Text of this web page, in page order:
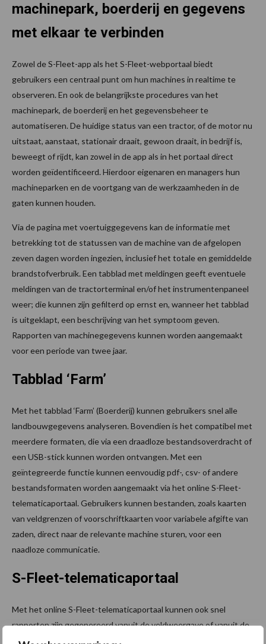
machinepark, boerderij en gegevens
met elkaar te verbinden
Zowel de S-Fleet-app als het S-Fleet-webportaal biedt
gebruikers een centraal punt om hun machines in realtime te
observeren. En ook de belangrijkste procedures van het
machinepark, de boerderij en het gegevensbeheer te
automatiseren. De huidige status van een tractor, of de motor nu
uitstaat, aanstaat, stationair draait, gewoon draait, in bedrijf is,
beweegt of rijdt, kan zowel in de app als in het portaal direct
worden geïdentificeerd. Hierdoor eigenaren en managers hun
machineparken en de voortgang van de werkzaamheden in de
gaten kunnen houden.
Via de pagina met voertuiggegevens kan de informatie met
betrekking tot de statussen van de machine van de afgelopen
zeven dagen worden ingezien, inclusief het totale en gemiddelde
brandstofverbruik. Een tabblad met meldingen geeft eventuele
meldingen van de tractorterminal en/of het instrumentenpaneel
weer; die kunnen zijn gefilterd op ernst en, wanneer het tabblad
is uitgeklapt, een beschrijving van het symptoom geven.
Rapporten van machinegegevens kunnen worden aangemaakt
voor een periode van twee jaar.
Tabblad ‘Farm’
Met het tabblad ‘Farm’ (Boerderij) kunnen gebruikers snel alle
landbouwgegevens analyseren. Bovendien is het compatibel met
meerdere formaten, die via een draadloze bestandsoverdracht of
een USB-stick kunnen worden ontvangen. Met een
geïntegreerde functie kunnen eenvoudig pdf-, csv- of andere
bestandsformaten worden aangemaakt via het online S-Fleet-
telematicaportaal. Gebruikers kunnen bestanden, zoals kaarten
van veldgrenzen of voorschriftkaarten voor variabele afgifte van
zaden, direct naar de relevante machine sturen, voor een
naadloze communicatie.
S-Fleet-telematicaportaal
Met het online S-Fleet-telematicaportaal kunnen ook snel
rapporten zijn gegenereerd vanuit de veldweergave of vanuit de
Report Builder-functie van de software voor het opstellen van